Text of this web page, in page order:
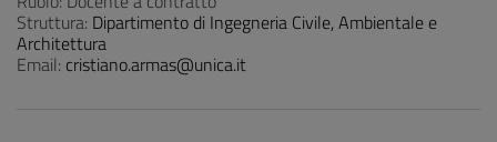
Struttura: Dipartimento di Ingegneria Civile, Ambientale e
Architettura
Email: cristiano.armas@unica.it